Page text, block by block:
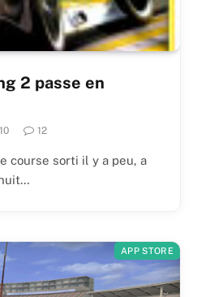
2 passe en
12
course sorti il y a peu, a
APP STORE